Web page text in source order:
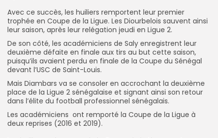
‎Avec ce succès, les huiliers remportent leur premier
trophée en Coupe de la Ligue. ‎Les Diourbelois sauvent ainsi
leur saison, après leur relégation jeudi en Ligue 2.
‎De son côté, les académiciens de Saly enregistrent leur
deuxième défaite en finale aux tirs au but cette saison,
puisqu’ils avaient perdu en finale de la Coupe du Sénégal
devant l’USC de Saint-Louis.
‎Mais Diambars va se consoler en accrochant la deuxième
place de la Ligue 2 sénégalaise et signant ainsi son retour
dans l’élite du football professionnel sénégalais.‎
‎Les académiciens ont remporté la Coupe de la Ligue à
deux reprises (2016 et 2019).